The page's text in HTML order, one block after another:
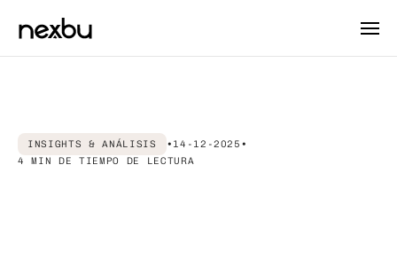
INSIGHTS & ANÁLISIS • 14-12-2025 •
4 MIN DE TIEMPO DE LECTURA